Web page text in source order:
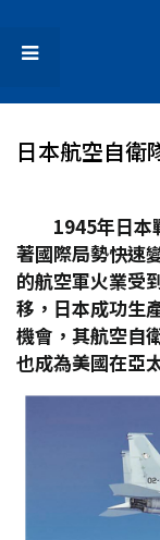
日本航空自
1945年日本
著國際局勢快速
的航空軍火業受
移，日本成功生
機會，其航空自
也成為美國在亞